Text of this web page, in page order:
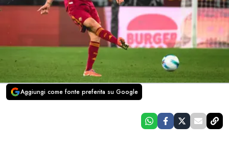
Aggiungi come fonte preferita su Google